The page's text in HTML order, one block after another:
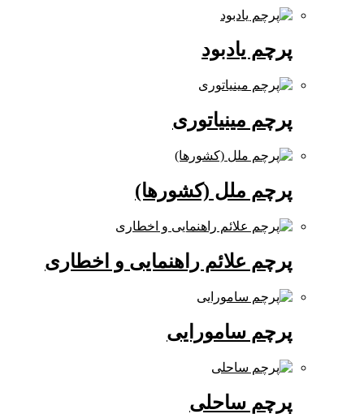
پرچم یادبود
پرچم مینیاتوری
پرچم ملل (کشورها)
پرچم علائم راهنمایی و اخطاری
پرچم سامورایی
پرچم ساحلی